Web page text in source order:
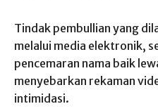
Tindak pembullian yang
melalui media elektronik,
pencemaran nama baik
menyebarkan rekaman
intimidasi.